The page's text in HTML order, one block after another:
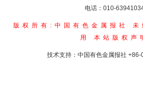
电话：010-
版权所有:中国有色金属报社
未
用 本站版权声
技术支持：中国有色金属报社 +86-